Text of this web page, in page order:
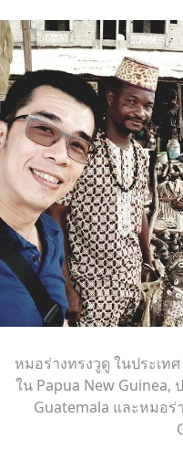
หมอร่างทรงวูดู ในประเท
ใน Papua New Guinea,
Guatemala และหมอร่